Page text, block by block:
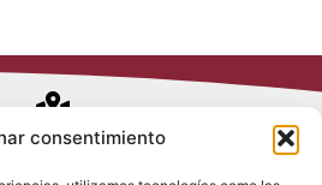
consentimiento
Avenida de